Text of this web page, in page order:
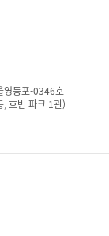
영등포-0346호
호반 파크 1관)